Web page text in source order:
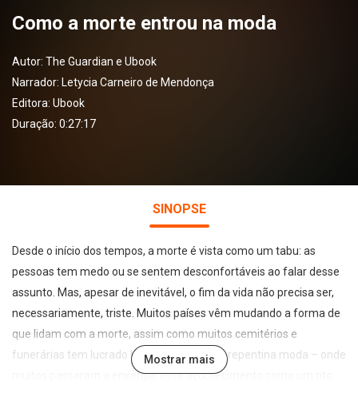
Como a morte entrou na moda
Autor: The Guardian e Ubook
Narrador: Letycia Carneiro de Mendonça
Editora: Ubook
Duração: 0:27:17
SINOPSE
Desde o início dos tempos, a morte é vista como um tabu: as
pessoas tem medo ou se sentem desconfortáveis ao falar desse
assunto. Mas, apesar de inevitável, o fim da vida não precisa ser,
necessariamente, triste. Muitos países vêm mudando a forma de
que lidam com a morte, assim como muitos cemitérios e
funerárias tem lucrado bastante com esta repentina moda – onde
muitos passaram a enxergar esse acontecimento como um rito
Mostrar mais